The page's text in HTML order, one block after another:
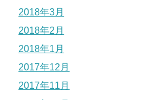
2018年3月
2018年2月
2018年1月
2017年12月
2017年11月